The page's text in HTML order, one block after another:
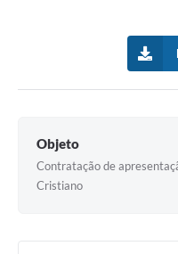
Serviços Online
Diário Oficial
Objeto
Contratação de
Cristiano